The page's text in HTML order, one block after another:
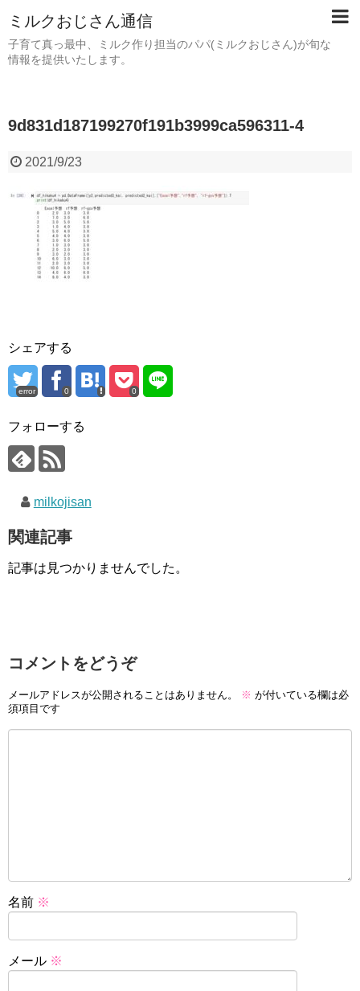
ミルクおじさん通信
子育て真っ最中、ミルク作り担当のパパ(ミルクおじさん)が旬な
情報を提供いたします。
9d831d187199270f191b3999ca596311-4
2021/9/23
シェアする
error 0 0
フォローする
milkojisan
関連記事
記事は見つかりませんでした。
コメントをどうぞ
メールアドレスが公開されることはありません。 ※ が付いている欄は必
須項目です
名前 ※
メール ※